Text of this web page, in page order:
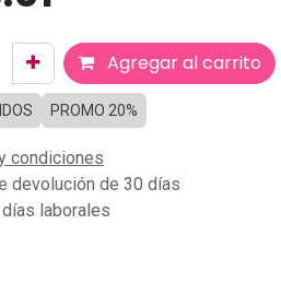
Agregar al carrito
PROMO 20%
condiciones
devolución de 30 días
laborales